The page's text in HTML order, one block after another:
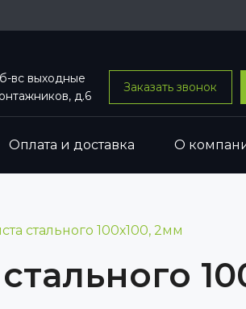
вс выходные
д.6
Заказать звонок
Оплата и доставка О
стального 100х100, 2мм